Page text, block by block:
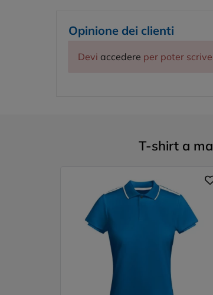
Opinione dei clienti
Devi accedere per poter
T-shirt a